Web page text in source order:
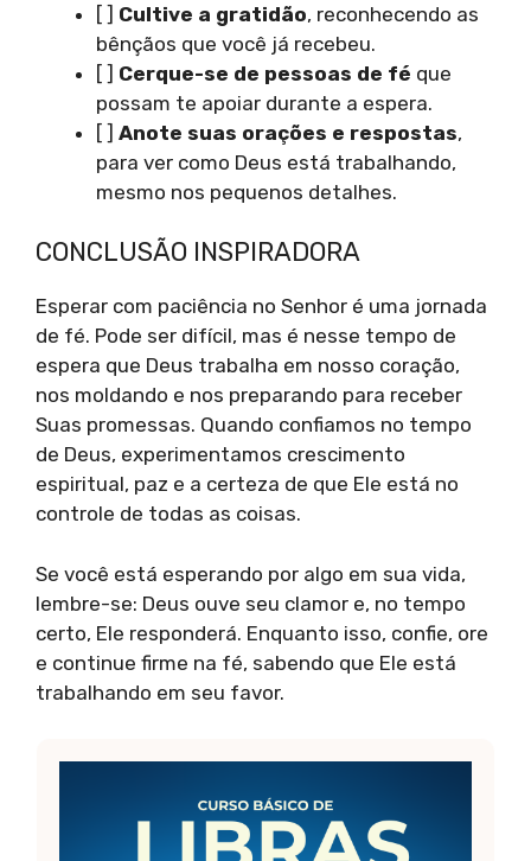
[ ] Cultive a gratidão, reconhecendo as
bênçãos que você já recebeu.
[ ] Cerque-se de pessoas de fé que
possam te apoiar durante a espera.
[ ] Anote suas orações e respostas,
para ver como Deus está trabalhando,
mesmo nos pequenos detalhes.
CONCLUSÃO INSPIRADORA
Esperar com paciência no Senhor é uma jornada
de fé. Pode ser difícil, mas é nesse tempo de
espera que Deus trabalha em nosso coração,
nos moldando e nos preparando para receber
Suas promessas. Quando confiamos no tempo
de Deus, experimentamos crescimento
espiritual, paz e a certeza de que Ele está no
controle de todas as coisas.
Se você está esperando por algo em sua vida,
lembre-se: Deus ouve seu clamor e, no tempo
certo, Ele responderá. Enquanto isso, confie, ore
e continue firme na fé, sabendo que Ele está
trabalhando em seu favor.